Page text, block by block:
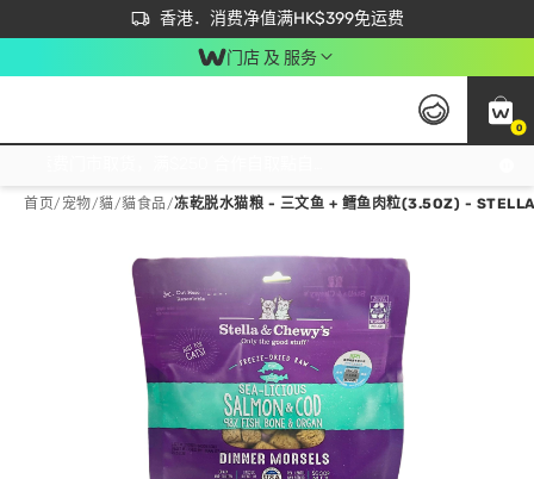
香港．消费净值满HK$399免运费
立即成为易赏钱会员尽享独家优惠
首次APP下单买满$450 输入 NEWAPP 即减$50
门店 及 服务
0
首页/ 宠物/貓/貓食品/冻乾脱水猫粮 - 三文鱼 + 鳕鱼肉粒(3.5OZ) -